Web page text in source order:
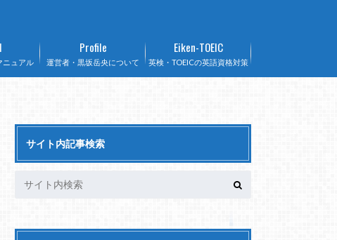
ニュアル 運営者・黒坂岳央について
Profile
英検・TOEICの英語資格対策
Eiken-TOEIC
サイト内記事検索